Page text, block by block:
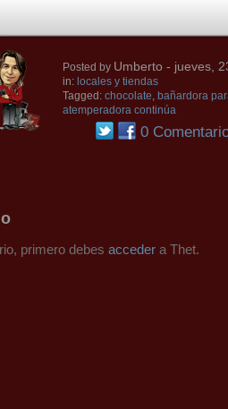
Posted by Umberto - jueves,
in: locales y tiendas
Tagged: chocolate, bañardora
atemperadora continúa
0
primero debes acceder a Thet.